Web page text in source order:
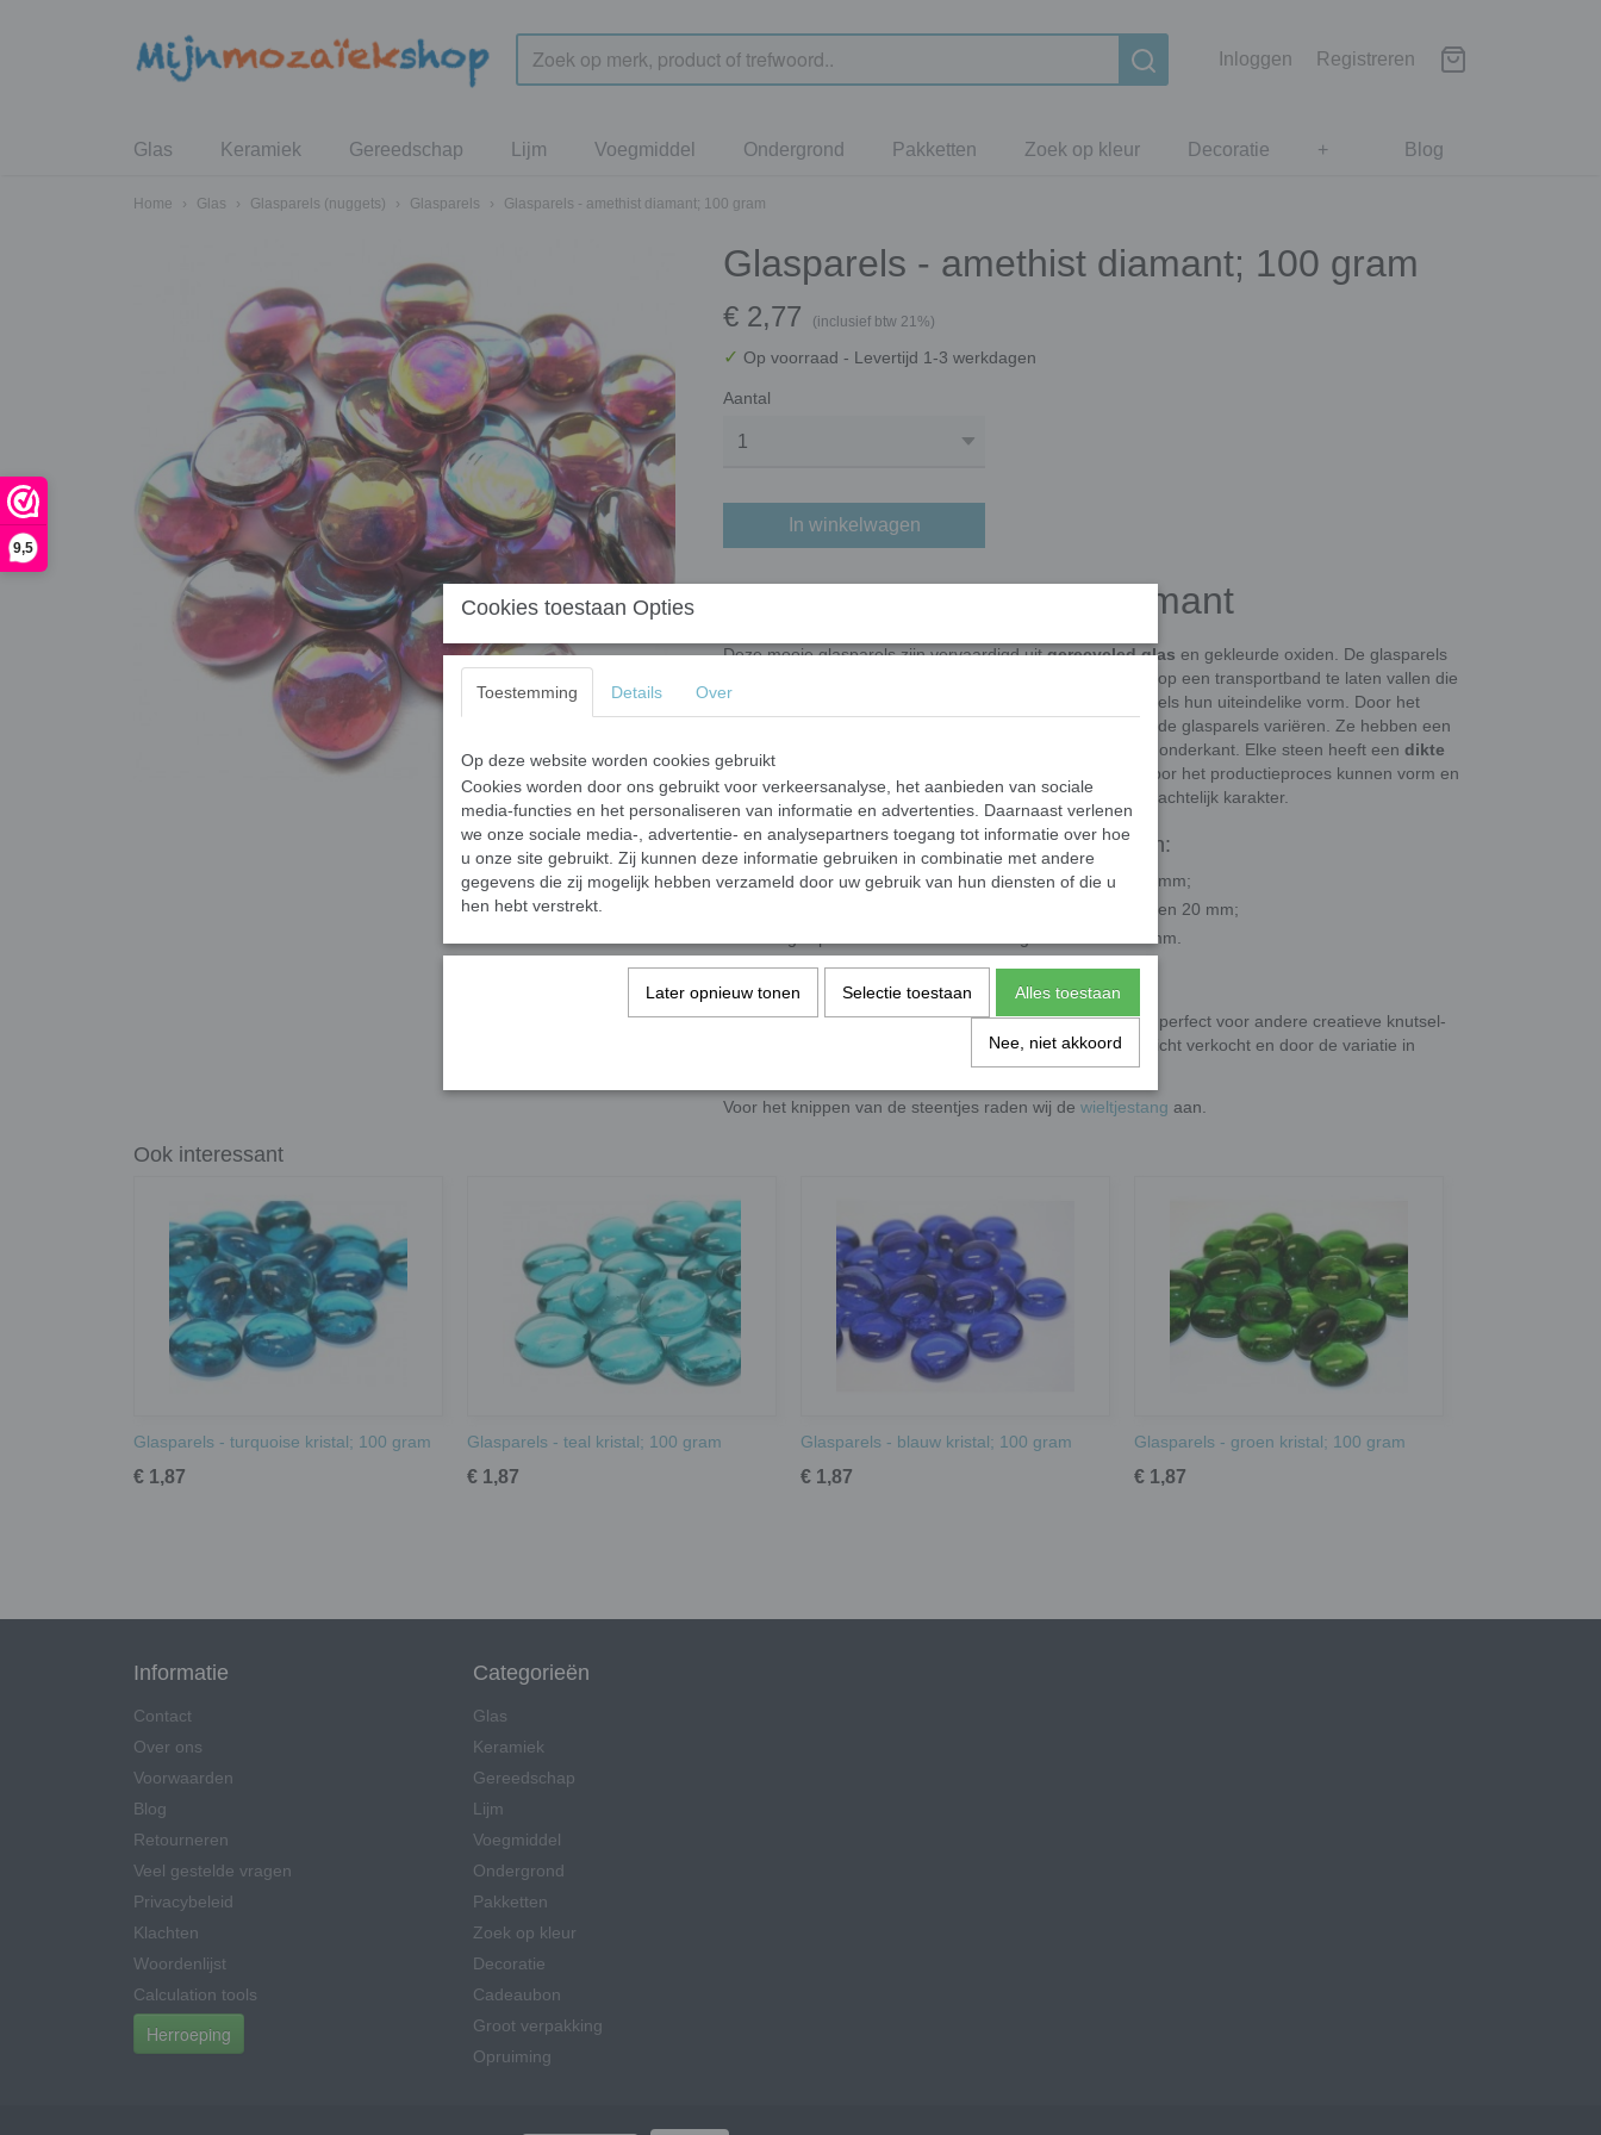
9,5
Inloggen Registreren
Blog
Glas Keramiek Gereedschap Lijm Voegmiddel Ondergrond Pakketten Zoek op kleur Decoratie +
Home › Glas › Glasparels (nuggets) › Glasparels › Glasparels - amethist diamant; 100 gram
Glasparels - amethist diamant; 100 gram
€ 2,77 (inclusief btw 21%)
✓ Op voorraad - Levertijd 1-3 werkdagen
Aantal
In winkelwagen
Glasparels - amethist diamant
Deze mooie glasparels zijn vervaardigd uitgerecycled glas en gekleurde oxiden. De glasparels
worden gemaakt door klomples gesmoten glas (nuggets) op een transportband te laten vallen die
door een oven wordt geleid. In de oven krijgen de glasparels hun uiteindelike vorm. Door het
unieke fabricageproces kunnen de vorm en afmeting van de glasparels variëren. Ze hebben een
met een bolle bovenkant en een platte onderkant. Elke steen heeft een dikte
. Door het productieproces kunnen vorm en
grootte variëren per batch, wat zorgt voor een uniek, ambachtelijk karakter.
Glasparels hebben wij in 3 grootte categorieën:
Mini glasparels variërend tussen ongeveer 10 en 13 mm;
Standaard glasparels variërend tussen ongeveer 16 en 20 mm;
XL-glasparels variërend tussen ongeveer 30 en 36 mm.
Toepassingen
Onze glasstenen zijn ideaal voor mozaïekwerk, maar ook perfect voor andere creatieve knutsel-
en decoratieprojecten. Let op: de stenen worden per gewicht verkocht en door de variatie in
grootte kan het aantal glasparels variëren.
Voor het knippen van de steentjes raden wij de wieltjestang aan.
Ook interessant
Glasparels - turquoise kristal; 100 gram
€ 1,87
Glasparels - teal kristal; 100 gram
€ 1,87
Glasparels - blauw kristal; 100 gram
€ 1,87
Glasparels - groen kristal; 100 gram
€ 1,87
Informatie
Contact
Over ons
Voorwaarden
Blog
Retourneren
Veel gestelde vragen
Privacybeleid
Klachten
Woordenlijst
Calculation tools
Herroeping
Categorieën
Glas
Keramiek
Gereedschap
Lijm
Voegmiddel
Ondergrond
Pakketten
Zoek op kleur
Decoratie
Cadeaubon
Groot verpakking
Opruiming
Cookies toestaan Opties
Toestemming Details Over
Op deze website worden cookies gebruikt
Cookies worden door ons gebruikt voor verkeersanalyse, het aanbieden van sociale
media-functies en het personaliseren van informatie en advertenties. Daarnaast verlenen
we onze sociale media-, advertentie- en analysepartners toegang tot informatie over hoe
u onze site gebruikt. Zij kunnen deze informatie gebruiken in combinatie met andere
gegevens die zij mogelijk hebben verzameld door uw gebruik van hun diensten of die u
hen hebt verstrekt.
Later opnieuw tonen Selectie toestaan Alles toestaan
Nee, niet akkoord